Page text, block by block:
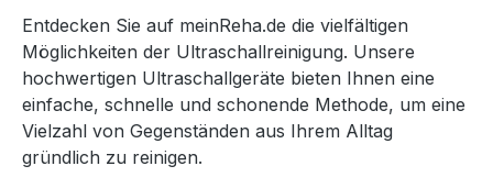
Entdecken Sie auf meinReha.de die vielfältigen
Möglichkeiten der Ultraschallreinigung. Unsere
hochwertigen Ultraschallgeräte bieten Ihnen eine
einfache, schnelle und schonende Methode, um eine
Vielzahl von Gegenständen aus Ihrem Alltag
gründlich zu reinigen.